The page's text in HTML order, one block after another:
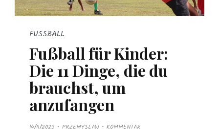
FUSSBALL
Fußball für Kinder:
Die 11 Dinge, die du
brauchst, um
anzufangen
P
O
14/11/2023 PRZEMYSLAW KOMMENTAR